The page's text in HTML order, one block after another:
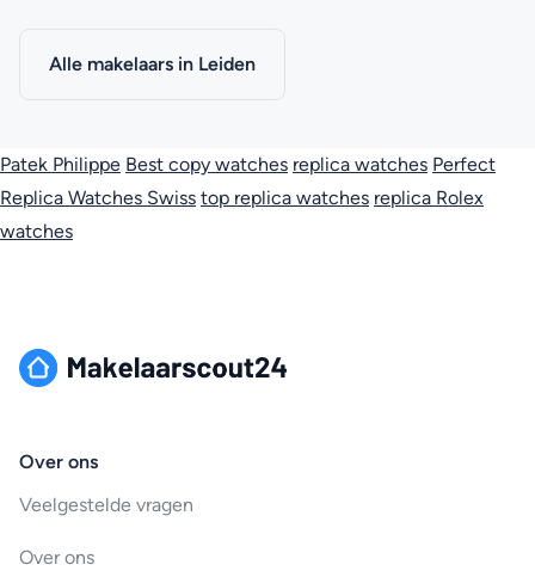
Alle makelaars in Leiden
Patek Philippe Best copy watches replica watches Perfect
Replica Watches Swiss top replica watches replica Rolex
watches
Over ons
Veelgestelde vragen
Over ons